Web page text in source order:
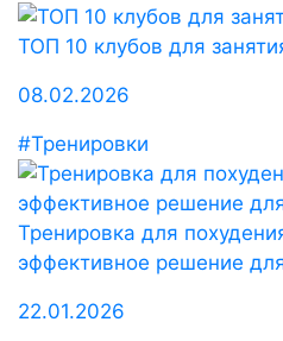
ТОП 10 клубов для
08.02.2026
#Тренировки
Тренировка для
эффективное решение
22.01.2026